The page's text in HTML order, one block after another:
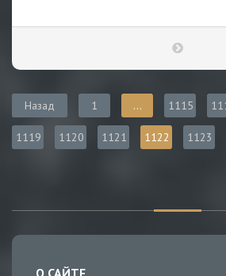
Назад 1 ... 1115
1119 1120 1121 1122 1123
О САЙТЕ